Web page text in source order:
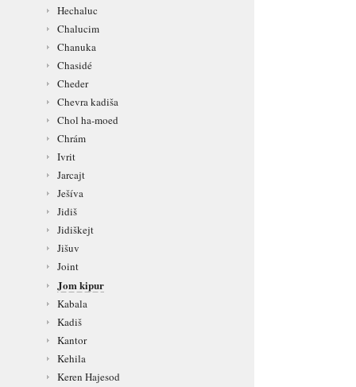
Hechaluc
Chalucim
Chanuka
Chasidé
Cheder
Chevra kadiša
Chol ha-moed
Chrám
Ivrit
Jarcajt
Ješíva
Jidiš
Jidiškejt
Jišuv
Joint
Jom kipur
Kabala
Kadiš
Kantor
Kehila
Keren Hajesod